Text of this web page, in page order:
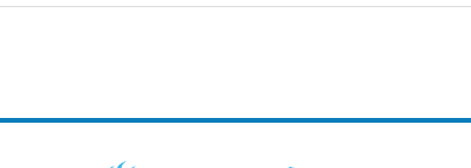
Um pouco mais adiante fica a tranquila Ilha de Bambu. É
tranquilos. A ilha é uma pausa agradável da
tailandesa.